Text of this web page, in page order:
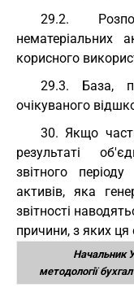
29.2.
нематеріальних
корисного
29.3. База,
очікуваного
30. Якщо
результаті
звітного
активів, яка
звітності
причини, з яких
Начальник
методології